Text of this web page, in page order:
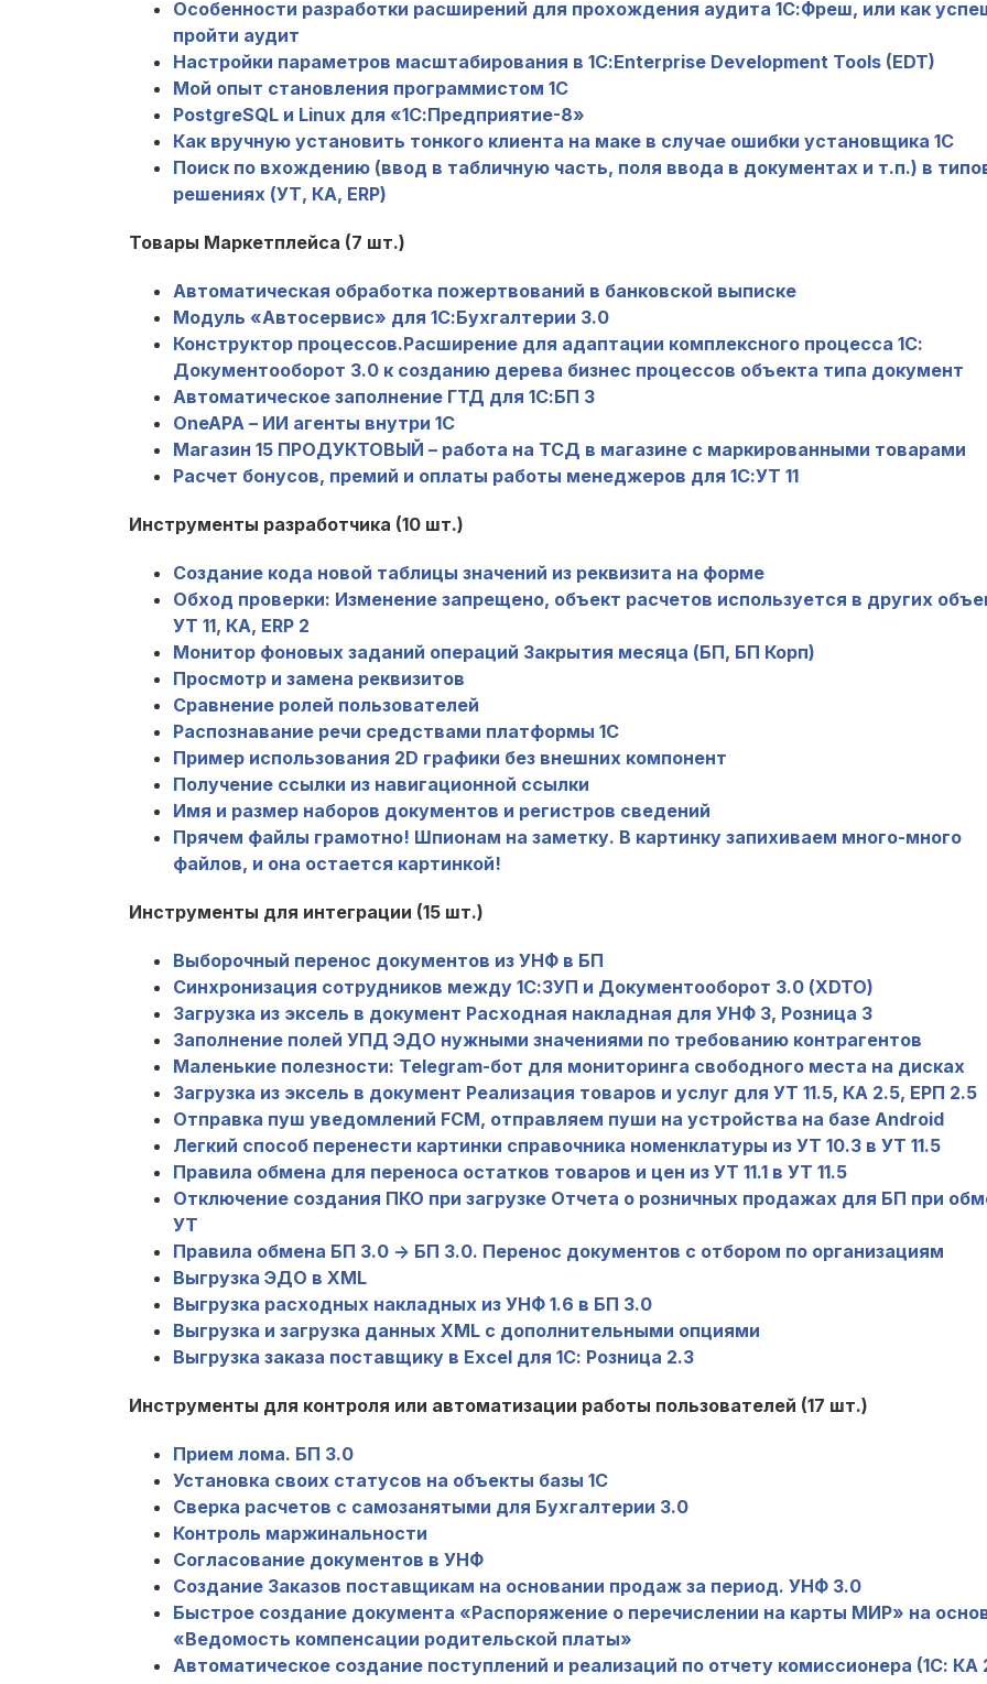
Особенности разработки расширений для прохождения аудита 1С:Фреш, или как
пройти аудит
Настройки параметров масштабирования в 1С:Enterprise Development Tools (EDT)
Мой опыт становления программистом 1С
PostgreSQL и Linux для «1С:Предприятие-8»
Как вручную установить тонкого клиента на маке в случае ошибки установщика 1С
Поиск по вхождению (ввод в табличную часть, поля ввода в документах и т.п.) в
решениях (УТ, КА, ERP)
Товары Маркетплейса (7 шт.)
Автоматическая обработка пожертвований в банковской выписке
Модуль «Автосервис» для 1С:Бухгалтерии 3.0
Конструктор процессов.Расширение для адаптации комплексного процесса 1С:
Документооборот 3.0 к созданию дерева бизнес процессов объекта типа документ
Автоматическое заполнение ГТД для 1С:БП 3
OneAPA – ИИ агенты внутри 1С
Магазин 15 ПРОДУКТОВЫЙ – работа на ТСД в магазине с маркированными товарами
Расчет бонусов, премий и оплаты работы менеджеров для 1С:УТ 11
Инструменты разработчика (10 шт.)
Создание кода новой таблицы значений из реквизита на форме
Обход проверки: Изменение запрещено, объект расчетов используется в других
УТ 11, КА, ERP 2
Монитор фоновых заданий операций Закрытия месяца (БП, БП Корп)
Просмотр и замена реквизитов
Сравнение ролей пользователей
Распознавание речи средствами платформы 1С
Пример использования 2D графики без внешних компонент
Получение ссылки из навигационной ссылки
Имя и размер наборов документов и регистров сведений
Прячем файлы грамотно! Шпионам на заметку. В картинку запихиваем много-много
файлов, и она остается картинкой!
Инструменты для интеграции (15 шт.)
Выборочный перенос документов из УНФ в БП
Синхронизация сотрудников между 1С:ЗУП и Документооборот 3.0 (XDTO)
Загрузка из эксель в документ Расходная накладная для УНФ 3, Розница 3
Заполнение полей УПД ЭДО нужными значениями по требованию контрагентов
Маленькие полезности: Telegram-бот для мониторинга свободного места на дисках
Загрузка из эксель в документ Реализация товаров и услуг для УТ 11.5, КА 2.5, ЕРП 2.5
Отправка пуш уведомлений FCM, отправляем пуши на устройства на базе Android
Легкий способ перенести картинки справочника номенклатуры из УТ 10.3 в УТ 11.5
Правила обмена для переноса остатков товаров и цен из УТ 11.1 в УТ 11.5
Отключение создания ПКО при загрузке Отчета о розничных продажах для БП при
УТ
Правила обмена БП 3.0 -> БП 3.0. Перенос документов с отбором по организациям
Выгрузка ЭДО в XML
Выгрузка расходных накладных из УНФ 1.6 в БП 3.0
Выгрузка и загрузка данных XML с дополнительными опциями
Выгрузка заказа поставщику в Еxcel для 1С: Розница 2.3
Инструменты для контроля или автоматизации работы пользователей (17 шт.)
Прием лома. БП 3.0
Установка своих статусов на объекты базы 1С
Сверка расчетов с самозанятыми для Бухгалтерии 3.0
Контроль маржинальности
Согласование документов в УНФ
Создание Заказов поставщикам на основании продаж за период. УНФ 3.0
Быстрое создание документа «Распоряжение о перечислении на карты МИР» на
«Ведомость компенсации родительской платы»
Автоматическое создание поступлений и реализаций по отчету комиссионера (1С: КА